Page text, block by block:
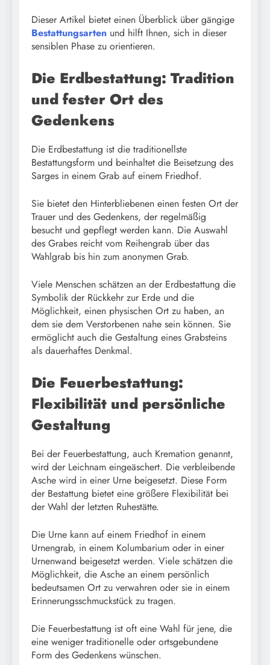
Dieser Artikel bietet einen Überblick über gängige
Bestattungsarten und hilft Ihnen, sich in dieser
sensiblen Phase zu orientieren.
Die Erdbestattung: Tradition
und fester Ort des
Gedenkens
Die Erdbestattung ist die traditionellste
Bestattungsform und beinhaltet die Beisetzung des
Sarges in einem Grab auf einem Friedhof.
Sie bietet den Hinterbliebenen einen festen Ort der
Trauer und des Gedenkens, der regelmäßig
besucht und gepflegt werden kann. Die Auswahl
des Grabes reicht vom Reihengrab über das
Wahlgrab bis hin zum anonymen Grab.
Viele Menschen schätzen an der Erdbestattung die
Symbolik der Rückkehr zur Erde und die
Möglichkeit, einen physischen Ort zu haben, an
dem sie dem Verstorbenen nahe sein können. Sie
ermöglicht auch die Gestaltung eines Grabsteins
als dauerhaftes Denkmal.
Die Feuerbestattung:
Flexibilität und persönliche
Gestaltung
Bei der Feuerbestattung, auch Kremation genannt,
wird der Leichnam eingeäschert. Die verbleibende
Asche wird in einer Urne beigesetzt. Diese Form
der Bestattung bietet eine größere Flexibilität bei
der Wahl der letzten Ruhestätte.
Die Urne kann auf einem Friedhof in einem
Urnengrab, in einem Kolumbarium oder in einer
Urnenwand beigesetzt werden. Viele schätzen die
Möglichkeit, die Asche an einem persönlich
bedeutsamen Ort zu verwahren oder sie in einem
Erinnerungsschmuckstück zu tragen.
Die Feuerbestattung ist oft eine Wahl für jene, die
eine weniger traditionelle oder ortsgebundene
Form des Gedenkens wünschen.